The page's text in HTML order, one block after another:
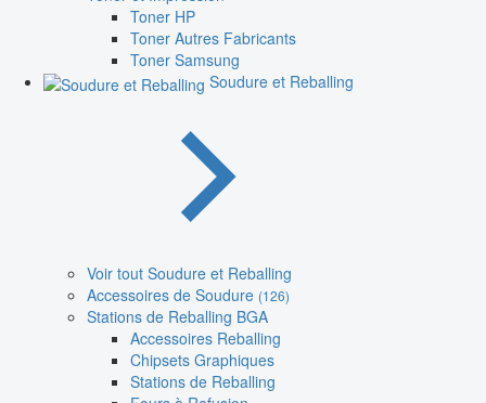
Toner HP
Toner Autres Fabricants
Toner Samsung
Soudure et Reballing
Voir tout Soudure et Reballing
Accessoires de Soudure (126)
Stations de Reballing BGA
Accessoires Reballing
Chipsets Graphiques
Stations de Reballing